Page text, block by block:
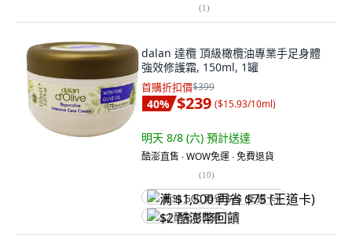
(1)
dalan 達欖 頂級橄欖油專業手足身體
強效修護霜, 150ml, 1罐
首購折扣價$399
40% $239 ($15.93/10ml)
明天 8/8 (六) 預計送達
酷澎直售 ∙ WOW免運 ∙ 免費退貨
(10)
满 $1,500 再省 $75 (王道卡)
$2 酷澎幣回饋